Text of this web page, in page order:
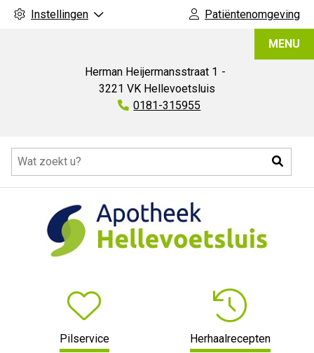
Instellingen Patiëntenomgeving
Herman Heijermansstraat 1
3221 VK Hellevoetsluis
Tel:
0181-315955
MENU
Pilservice Herhaalrecepten